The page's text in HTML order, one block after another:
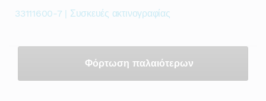
33111600-7 | Συσκευές ακτινογραφίας
Φόρτωση παλαιότερων